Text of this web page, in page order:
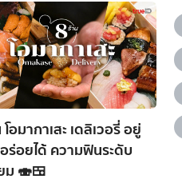
อมากาเสะ เดลิเวอรี่ อยู่
ร่อยได้ ความฟินระดับ
ม 🍣🍱